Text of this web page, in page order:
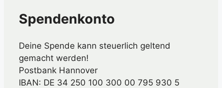
Spendenkonto
Deine Spende kann steuerlich geltend
gemacht werden!
Postbank Hannover
IBAN: DE 34 250 100 300 00 795 930 5